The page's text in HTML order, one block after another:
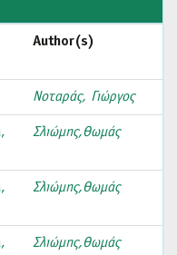
Author(s)
Νοταράς, Γιώργος
Σλιώμης,Θωμάς
Σλιώμης,Θωμάς
Σλιώμης,Θωμάς